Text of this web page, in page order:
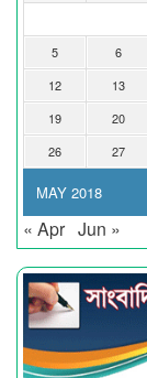
MAY 2018
5
6
12
13
19
20
26
27
« Apr Jun »